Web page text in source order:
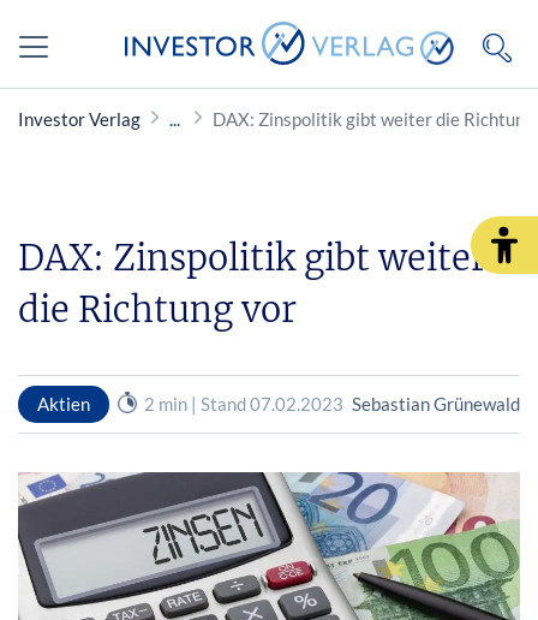
Investor Verlag DAX: Zinspolitik gibt weiter die
DAX: Zinspolitik gibt weiter
die Richtung vor
Aktien 2 min | Stand 07.02.2023 Sebastian Grünewald